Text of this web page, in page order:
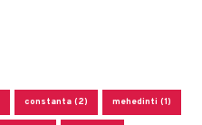
constanta (2) mehedinti (1)